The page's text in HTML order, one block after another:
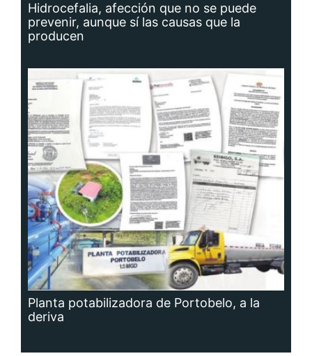
Hidrocefalia, afección que no se puede
prevenir, aunque sí las causas que la
producen
Planta potabilizadora de Portobelo, a la
deriva